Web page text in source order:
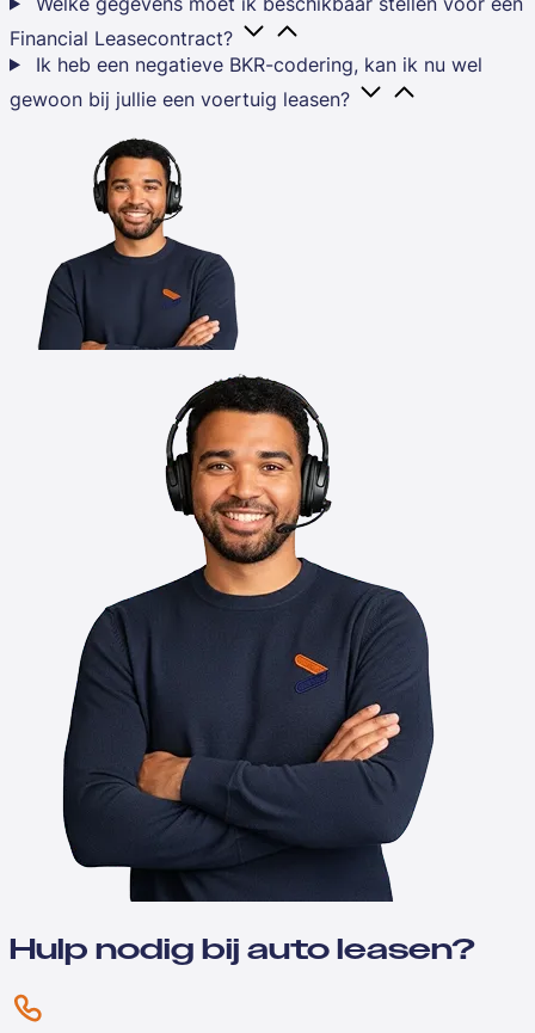
Financial Leasecontract?
Ik heb een negatieve BKR-codering, kan ik nu wel
gewoon bij jullie een voertuig leasen?
Hulp nodig bij auto leasen?